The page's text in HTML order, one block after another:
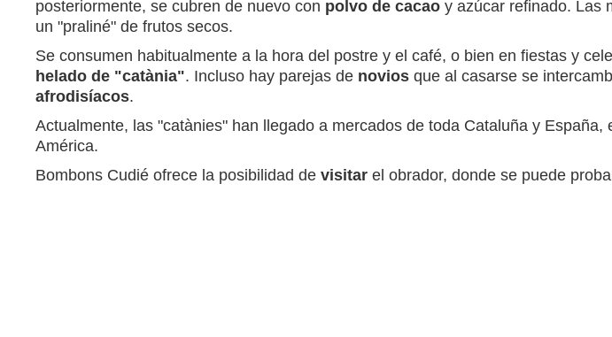
posteriormente, se cubren de nuevo con polvo de cacao y azúcar refinado. Las
un "praliné" de frutos secos.
Se consumen habitualmente a la hora del postre y el café, o bien en fiestas y
helado de "catània". Incluso hay parejas de novios que al casarse se
afrodisíacos.
Actualmente, las "catànies" han llegado a mercados de toda Cataluña y España,
América.
Bombons Cudié ofrece la posibilidad de visitar el obrador, donde se puede